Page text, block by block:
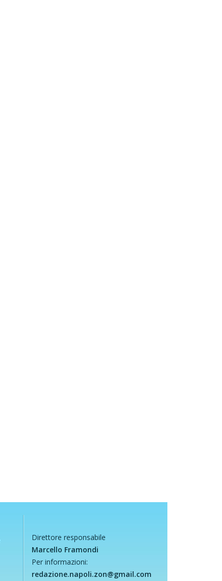
Direttore responsabile
Marcello Framondi
Per informazioni:
redazione.napoli.zon@gmail.com